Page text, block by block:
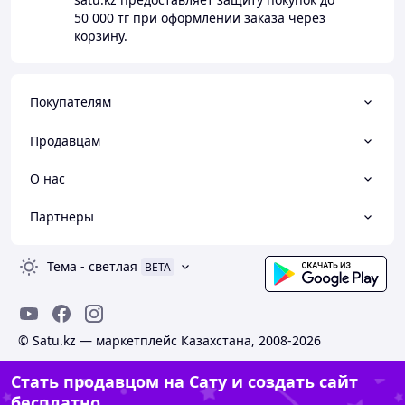
50 000 тг при оформлении заказа через
корзину.
Покупателям
Продавцам
О нас
Партнеры
Тема - светлая BETA
© Satu.kz — маркетплейс Казахстана, 2008-2026
Стать продавцом на Сату и создать сайт